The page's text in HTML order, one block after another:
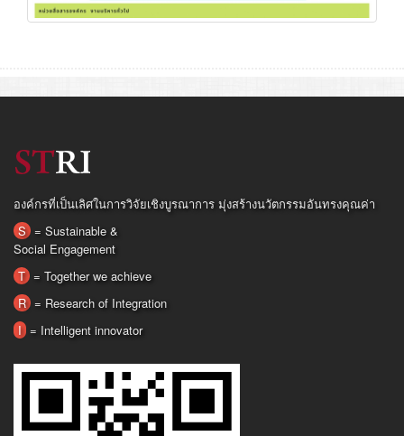
องค์กรที่เป็นเลิศในการวิจัยเชิงบูรณาการ มุ่งสร้างนวัตกรรมอันทรงคุณค่า
S = Sustainable &
Social Engagement
T = Together we achieve
R = Research of Integration
I = Intelligent innovator